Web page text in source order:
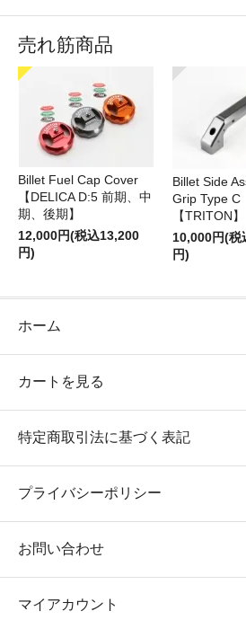
売れ筋商品
Billet Fuel Cap Cover
【DELICA D:5 前期、中
期、後期】
12,000円(税込13,200
円)
Billet Side
Grip Type C
【TRITON】
10,000円(税
円)
ホーム
カートを見る
特定商取引法に基づく表記
プライバシーポリシー
お問い合わせ
マイアカウント